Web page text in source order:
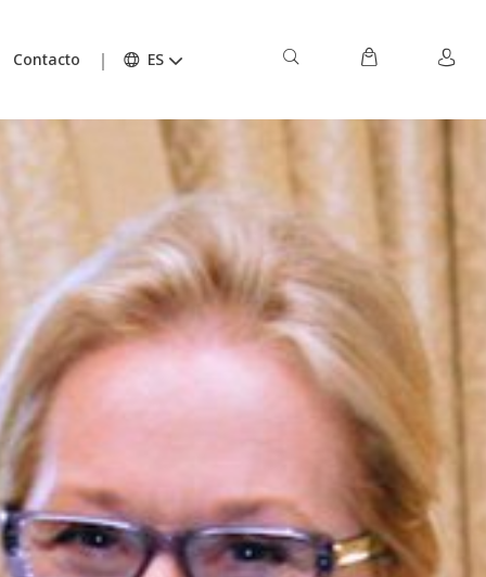
Contacto ES